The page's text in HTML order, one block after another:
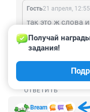
Гость21 апреля, 12:55
При чем здесь
же не слово, а
которым я
ОТВЕТИТЬ
Bream
Получай
задания!